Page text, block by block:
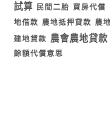
試算
民間二胎 買房代償
地借款
農地抵押貸款 農
建地貸款 農會農地貸款
餘額代償意思